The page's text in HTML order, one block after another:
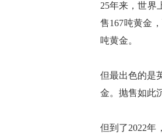
25年来，世界
售167吨黄金
吨黄金。
但最出色的是
金。抛售如此
但到了2022年